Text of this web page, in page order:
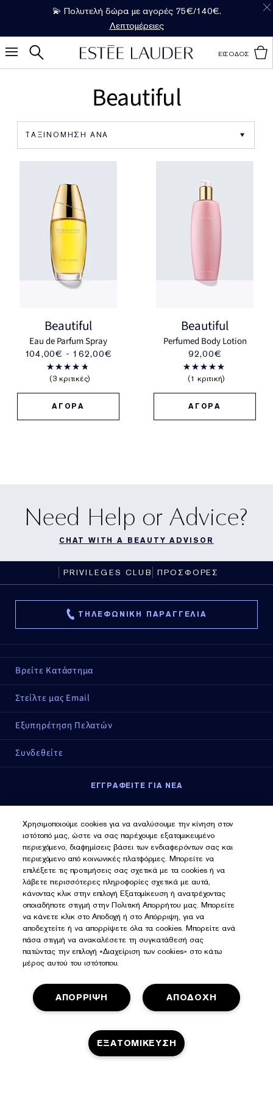
💫 Πολυτελή δώρα με αγορές 75€/140€.
Λεπτομέρειες
ΕΙΣΟΔΟΣ
Beautiful
Beautiful
Eau de Parfum Spray
104,00€ - 162,00€
3 κριτικές
ΑΓΟΡΑ
Beautiful
Perfumed Body Lotion
92,00€
1 κριτική
ΑΓΟΡΑ
Need Help or Advice?
CHAT WITH A BEAUTY ADVISOR
PRIVILEGES CLUB ΠΡΟΣΦΟΡΕΣ
ΤΗΛΕΦΩΝΙΚΗ ΠΑΡΑΓΓΕΛΙΑ
Βρείτε Κατάστημα
Στείλτε μας Email
Εξυπηρέτηση Πελατών
Συνδεθείτε
ΕΓΓΡΑΦΕΙΤΕ ΓΙΑ ΝΕΑ
Εγγραφείτε για νέα
Πολιτική Απορρήτου
Όροι και Προϋποθέσεις
Όροι Πώλησης
Χρησιμοποιούμε cookies για να αναλύσουμε την κίνηση στον
ιστότοπό μας, ώστε να σας παρέχουμε εξατομικευμένο
περιεχόμενο, διαφημίσεις βάσει των ενδιαφερόντων σας και
περιεχόμενο από κοινωνικές πλατφόρμες. Μπορείτε να
επιλέξετε τις προτιμήσεις σας σχετικά με τα cookies ή να
λάβετε περισσότερες πληροφορίες σχετικά με αυτά,
κάνοντας κλικ στην επιλογή Εξατομίκευση ή ανατρέχοντας
οποιαδήποτε στιγμή στην Πολιτική Απορρήτου μας. Μπορείτε
να κάνετε κλικ στο Αποδοχή ή στο Απόρριψη, για να
αποδεχτείτε ή να απορρίψετε όλα τα cookies. Μπορείτε ανά
πάσα στιγμή να ανακαλέσετε τη συγκατάθεσή σας
πατώντας την επιλογή «Διαχείριση των cookies» στο κάτω
μέρος αυτού του ιστότοπου.
ΑΠΟΔΟΧΗ
ΑΠΟΡΡΙΨΗ
ΕΞΑΤΟΜΙΚΕΥΣΗ